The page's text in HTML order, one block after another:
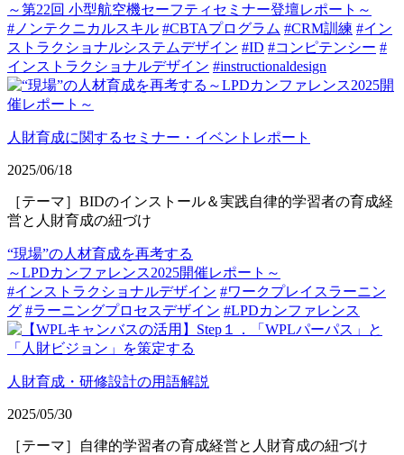
～第22回 小型航空機セーフティセミナー登壇レポート～
#ノンテクニカルスキル #CBTAプログラム #CRM訓練 #イン
ストラクショナルシステムデザイン #ID #コンピテンシー #
インストラクショナルデザイン #instructionaldesign
人財育成に関するセミナー・イベントレポート
2025/06/18
［テーマ］BIDのインストール＆実践自律的学習者の育成経
営と人財育成の紐づけ
“現場”の人材育成を再考する
～LPDカンファレンス2025開催レポート～
#インストラクショナルデザイン #ワークプレイスラーニン
グ #ラーニングプロセスデザイン #LPDカンファレンス
人財育成・研修設計の用語解説
2025/05/30
［テーマ］自律的学習者の育成経営と人財育成の紐づけ